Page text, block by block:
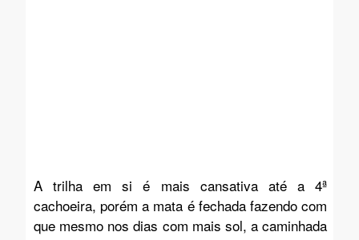
A trilha em si é mais cansativa até a 4ª
cachoeira, porém a mata é fechada fazendo com
que mesmo nos dias com mais sol, a caminhada